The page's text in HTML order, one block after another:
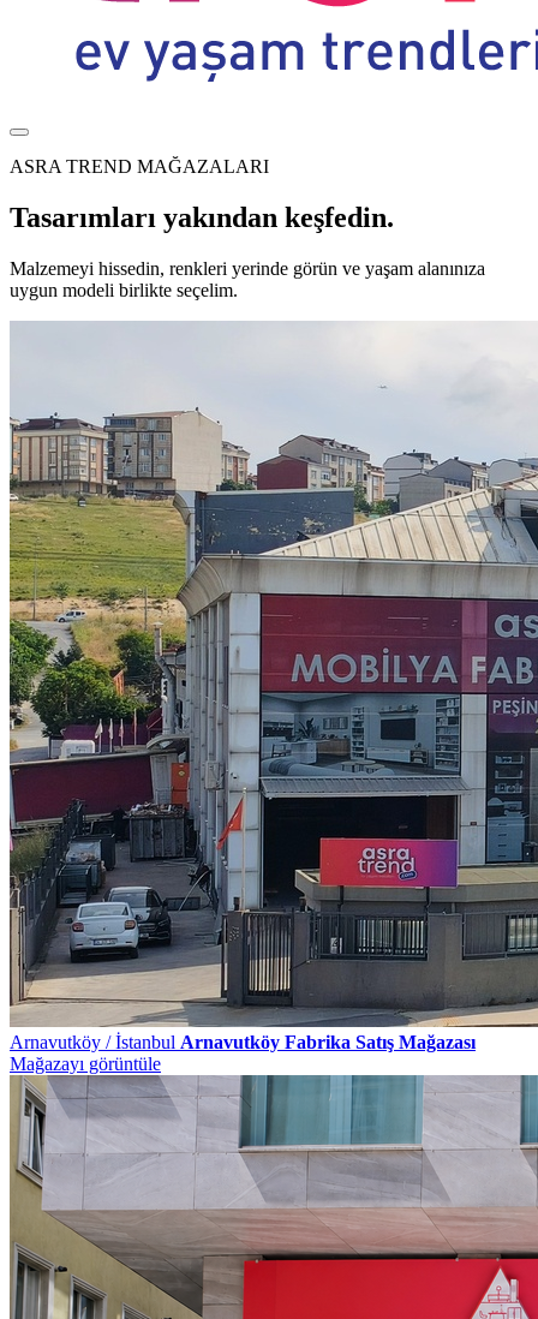
ASRA TREND MAĞAZALARI
Tasarımları yakından keşfedin.
Malzemeyi hissedin, renkleri yerinde görün ve yaşam alanınıza
uygun modeli birlikte seçelim.
Arnavutköy / İstanbul Arnavutköy Fabrika Satış Mağazası
Mağazayı görüntüle